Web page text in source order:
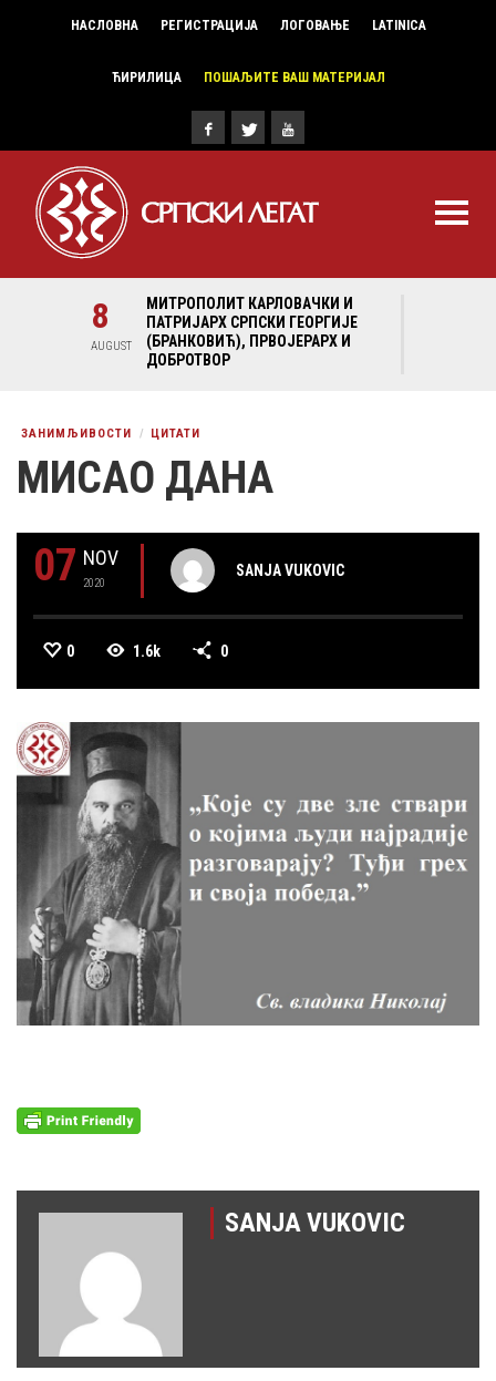
НАСЛОВНА РЕГИСТРАЦИЈА ЛОГОВАЊЕ LATINICA
ЋИРИЛИЦА ПОШАЉИТЕ ВАШ МАТЕРИЈАЛ
8
AUGUST
МИТРОПОЛИТ КАРЛОВАЧКИ И
ПАТРИЈАРХ СРПСКИ ГЕОРГИЈЕ
(БРАНКОВИЋ), ПРВОЈЕРАРХ И
ДОБРОТВОР
ЗАНИМЉИВОСТИ ЦИТАТИ
МИСАО ДАНА
07 NOV
2020
SANJA VUKOVIC
0 1.6k 0
SANJA VUKOVIC